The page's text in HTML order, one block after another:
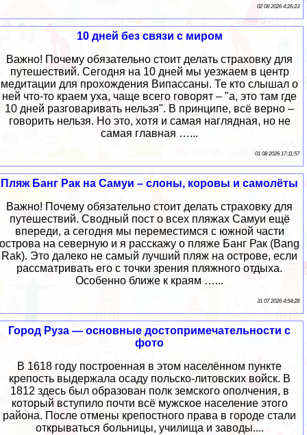
02 08 2026 4:26:23
10 дней без связи с миром
Важно! Почему обязательно стоит делать страховку для
путешествий. Сегодня на 10 дней мы уезжаем в центр
медитации для прохождения Випассаны. Те кто слышал о
ней что-то краем уха, чаще всего говорят – "а, это там где
10 дней разговаривать нельзя". В принципе, всё верно –
говорить нельзя. Но это, хотя и самая наглядная, но не
самая главная …...
01 08 2026 17:11:57
Пляж Банг Рак на Самуи – слоны, коровы и самолёты
Важно! Почему обязательно стоит делать страховку для
путешествий. Сводный пост о всех пляжах Самуи ещё
впереди, а сегодня мы переместимся с южной части
острова на северную и я расскажу о пляже Банг Рак (Bang
Rak). Это далеко не самый лучший пляж на острове, если
рассматривать его с точки зрения пляжного отдыха.
Особенно ближе к краям …...
31 07 2026 4:54:28
Город Руза — основные достопримечательности с
фото
В 1618 году построенная в этом населённом пункте
крепость выдержала осаду польско-литовских войск. В
1812 здесь был образован полк земского ополчения, в
который вступило почти всё мужское население этого
района. После отмены крепостного права в городе стали
открываться больницы, училища и заводы....